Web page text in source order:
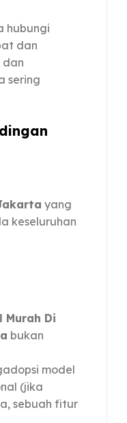
hubungi
dan
dan
sering
yang
keseluruhan
Murah Di
bukan
model
(jika
sebuah fitur